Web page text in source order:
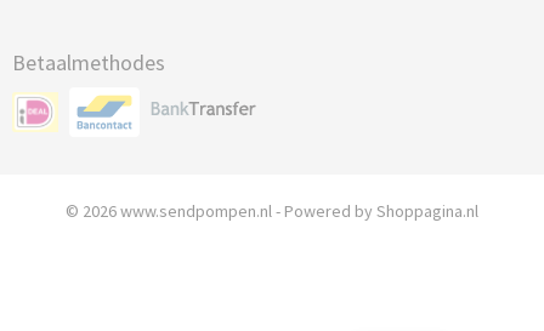
Betaalmethodes
© 2026 www.sendpompen.nl - Powered by Shoppagina.nl